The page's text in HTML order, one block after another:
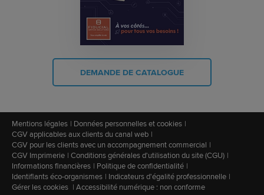
DEMANDE DE CATALOGUE
Mentions légales
Données personnelles et cookies
CGV applicables aux clients du canal web
CGV pour les clients avec un accompagnement commercial
CGV Imprimerie Conditions générales d'utilisation du site (CGU)
Informations financières
Politique de confidentialité
Identifiants éco-organismes
Indicateurs d'égalité professionnelle
Gérer les cookies
Accessibilité numérique : non conforme